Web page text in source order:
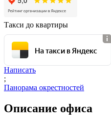
Такси до квартиры
На такси в Яндекс
Написать
;
Панорама окрестностей
Описание офиса